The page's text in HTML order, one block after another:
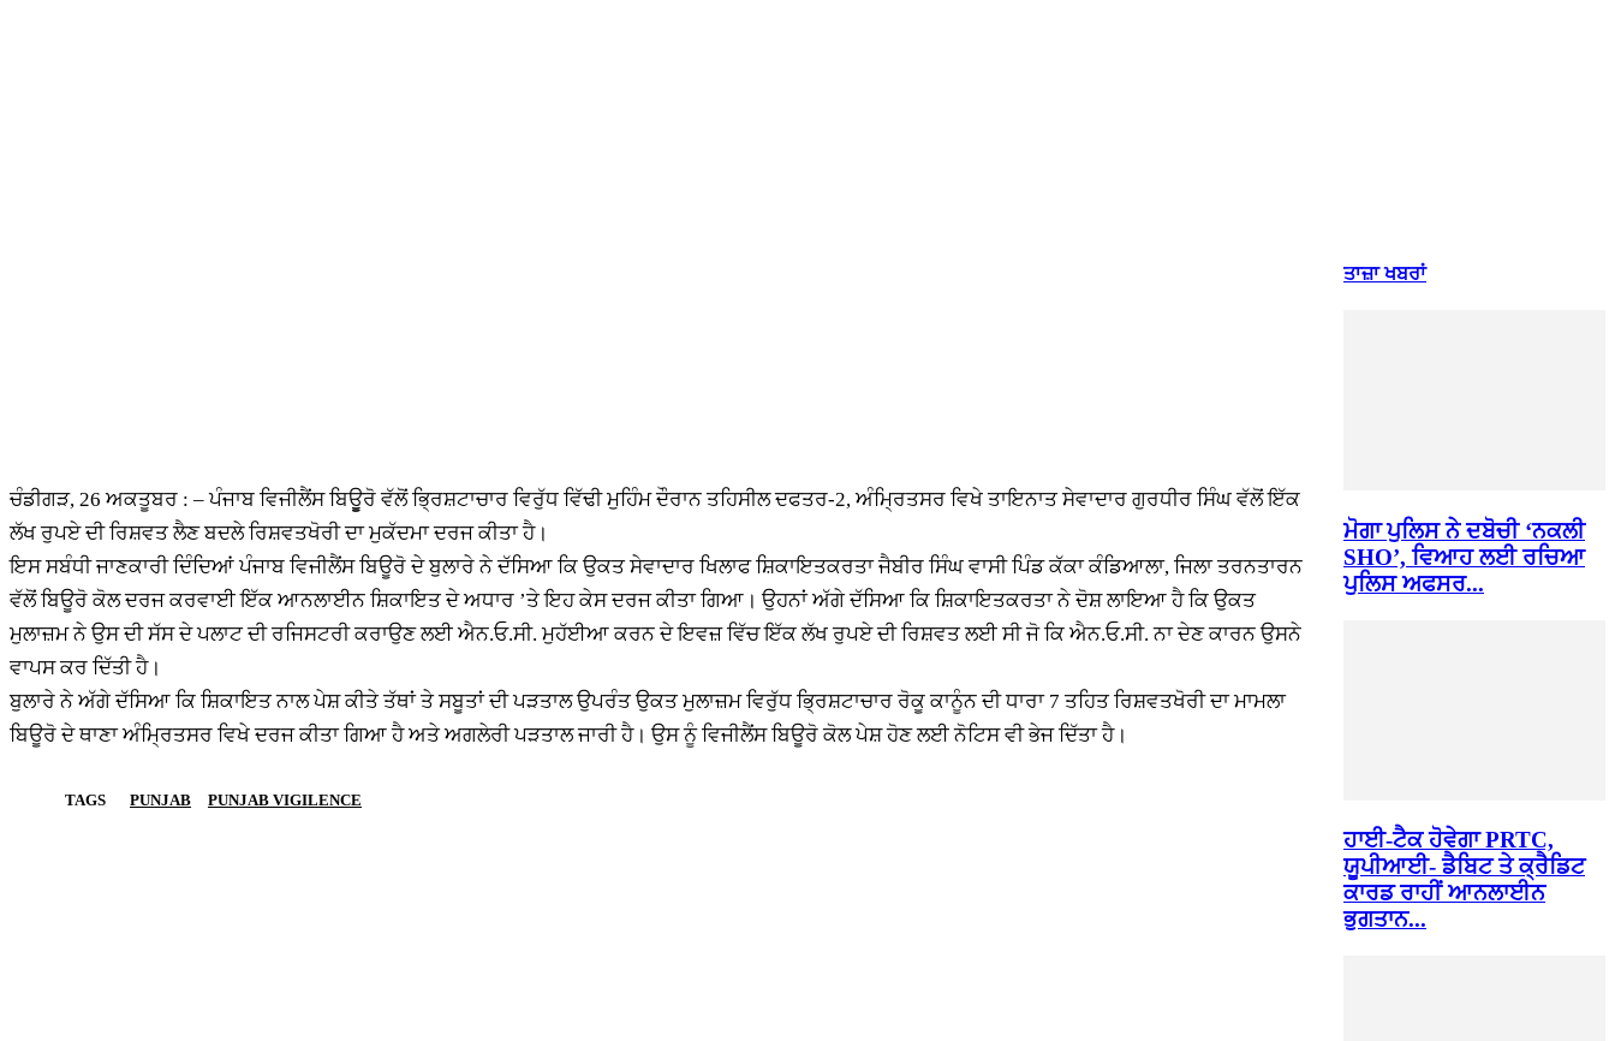
ਚੰਡੀਗੜ, 26 ਅਕਤੂਬਰ : – ਪੰਜਾਬ ਵਿਜੀਲੈਂਸ ਬਿਊੂਰੋ ਵੱਲੋਂ ਭ੍ਰਿਸ਼ਟਾਚਾਰ ਵਿਰੁੱਧ ਵਿੱਢੀ ਮੁਹਿੰਮ ਦੌਰਾਨ ਤਹਿਸੀਲ ਦਫਤਰ-2, ਅੰਮ੍ਰਿਤਸਰ ਵਿਖੇ ਤਾਇਨਾਤ ਸੇਵਾਦਾਰ ਗੁਰਧੀਰ ਸਿੰਘ ਵੱਲੋਂ ਇੱਕ
ਲੱਖ ਰੁਪਏ ਦੀ ਰਿਸ਼ਵਤ ਲੈਣ ਬਦਲੇ ਰਿਸ਼ਵਤਖੋਰੀ ਦਾ ਮੁਕੱਦਮਾ ਦਰਜ ਕੀਤਾ ਹੈ।
ਇਸ ਸਬੰਧੀ ਜਾਣਕਾਰੀ ਦਿੰਦਿਆਂ ਪੰਜਾਬ ਵਿਜੀਲੈਂਸ ਬਿਊਰੋ ਦੇ ਬੁਲਾਰੇ ਨੇ ਦੱਸਿਆ ਕਿ ਉਕਤ ਸੇਵਾਦਾਰ ਖਿਲਾਫ ਸ਼ਿਕਾਇਤਕਰਤਾ ਜੈਬੀਰ ਸਿੰਘ ਵਾਸੀ ਪਿੰਡ ਕੱਕਾ ਕੰਡਿਆਲਾ, ਜਿਲਾ ਤਰਨਤਾਰਨ
ਵੱਲੋਂ ਬਿਊਰੋ ਕੋਲ ਦਰਜ ਕਰਵਾਈ ਇੱਕ ਆਨਲਾਈਨ ਸ਼ਿਕਾਇਤ ਦੇ ਅਧਾਰ ’ਤੇ ਇਹ ਕੇਸ ਦਰਜ ਕੀਤਾ ਗਿਆ। ਉਹਨਾਂ ਅੱਗੇ ਦੱਸਿਆ ਕਿ ਸ਼ਿਕਾਇਤਕਰਤਾ ਨੇ ਦੋਸ਼ ਲਾਇਆ ਹੈ ਕਿ ਉਕਤ
ਮੁਲਾਜ਼ਮ ਨੇ ਉਸ ਦੀ ਸੱਸ ਦੇ ਪਲਾਟ ਦੀ ਰਜਿਸਟਰੀ ਕਰਾਉਣ ਲਈ ਐਨ.ਓ.ਸੀ. ਮੁਹੱਈਆ ਕਰਨ ਦੇ ਇਵਜ਼ ਵਿੱਚ ਇੱਕ ਲੱਖ ਰੁਪਏ ਦੀ ਰਿਸ਼ਵਤ ਲਈ ਸੀ ਜੋ ਕਿ ਐਨ.ਓ.ਸੀ. ਨਾ ਦੇਣ ਕਾਰਨ ਉਸਨੇ
ਵਾਪਸ ਕਰ ਦਿੱਤੀ ਹੈ।
ਬੁਲਾਰੇ ਨੇ ਅੱਗੇ ਦੱਸਿਆ ਕਿ ਸ਼ਿਕਾਇਤ ਨਾਲ ਪੇਸ਼ ਕੀਤੇ ਤੱਥਾਂ ਤੇ ਸਬੂਤਾਂ ਦੀ ਪੜਤਾਲ ਉਪਰੰਤ ਉਕਤ ਮੁਲਾਜ਼ਮ ਵਿਰੁੱਧ ਭ੍ਰਿਸ਼ਟਾਚਾਰ ਰੋਕੂ ਕਾਨੂੰਨ ਦੀ ਧਾਰਾ 7 ਤਹਿਤ ਰਿਸ਼ਵਤਖੋਰੀ ਦਾ ਮਾਮਲਾ
ਬਿਊਰੋ ਦੇ ਥਾਣਾ ਅੰਮ੍ਰਿਤਸਰ ਵਿਖੇ ਦਰਜ ਕੀਤਾ ਗਿਆ ਹੈ ਅਤੇ ਅਗਲੇਰੀ ਪੜਤਾਲ ਜਾਰੀ ਹੈ। ਉਸ ਨੂੰ ਵਿਜੀਲੈਂਸ ਬਿਊਰੋ ਕੋਲ ਪੇਸ਼ ਹੋਣ ਲਈ ਨੋਟਿਸ ਵੀ ਭੇਜ ਦਿੱਤਾ ਹੈ।
TAGS PUNJAB PUNJAB VIGILENCE
ਤਾਜ਼ਾ ਖਬਰਾਂ
ਮੋਗਾ ਪੁਲਿਸ ਨੇ ਦਬੋਚੀ ‘ਨਕਲੀ
SHO’, ਵਿਆਹ ਲਈ ਰਚਿਆ
ਪੁਲਿਸ ਅਫਸਰ...
ਹਾਈ-ਟੈਕ ਹੋਵੇਗਾ PRTC,
ਯੂਪੀਆਈ- ਡੈਬਿਟ ਤੇ ਕ੍ਰੈਡਿਟ
ਕਾਰਡ ਰਾਹੀਂ ਆਨਲਾਈਨ
ਭੁਗਤਾਨ...